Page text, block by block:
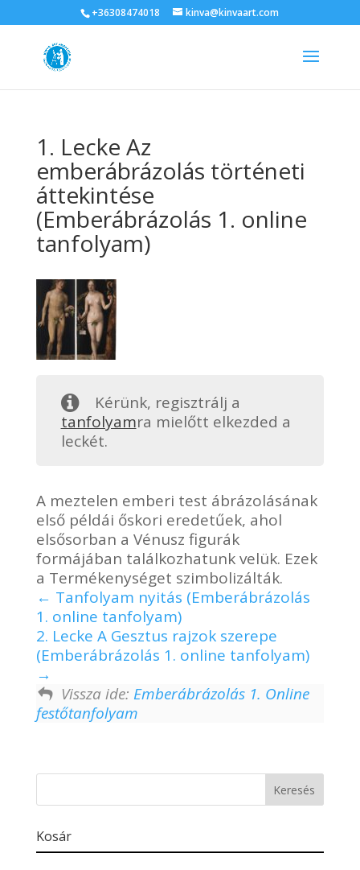
+36308474018 kinva@kinvaart.com
1. Lecke Az
emberábrázolás történeti
áttekintése
(Emberábrázolás 1. online
tanfolyam)
Kérünk, regisztrálj a
tanfolyamra mielőtt elkezded a
leckét.
A meztelen emberi test ábrázolásának
első példái őskori eredetűek, ahol
elsősorban a Vénusz figurák
formájában találkozhatunk velük. Ezek
a Termékenységet szimbolizálták.
Tanfolyam nyitás (Emberábrázolás
1. online tanfolyam)
2. Lecke A Gesztus rajzok szerepe
(Emberábrázolás 1. online tanfolyam)
Vissza ide: Emberábrázolás 1. Online
festőtanfolyam
Kosár